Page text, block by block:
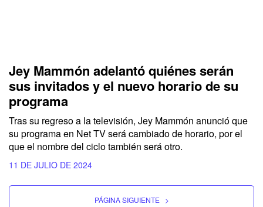
Jey Mammón adelantó quiénes serán
sus invitados y el nuevo horario de su
programa
Tras su regreso a la televisión, Jey Mammón anunció que
su programa en Net TVserá cambiado de horario, por el
que el nombre del ciclo también será otro.
11 DE JULIO DE 2024
PÁGINA SIGUIENTE >